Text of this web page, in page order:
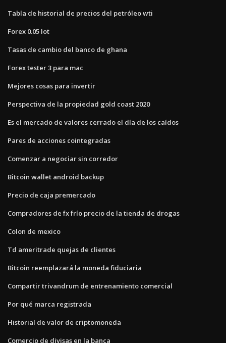
Tabla de historial de precios del petróleo wti
Forex 0.05 lot
Tasas de cambio del banco de ghana
Forex tester 3 para mac
Mejores cosas para invertir
Perspectiva de la propiedad gold coast 2020
Es el mercado de valores cerrado el día de los caídos
Pares de acciones cointegradas
Comenzar a negociar sin corredor
Bitcoin wallet android backup
Precio de caja premercado
Compradores de fx frío precio de la tienda de drogas
Colon de mexico
Td ameritrade quejas de clientes
Bitcoin reemplazará la moneda fiduciaria
Compartir trivandrum de entrenamiento comercial
Por qué marca registrada
Historial de valor de criptomoneda
Comercio de divisas en la banca